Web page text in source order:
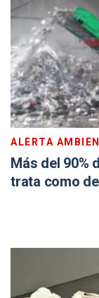
ALERTA
Más del 90%
trata como